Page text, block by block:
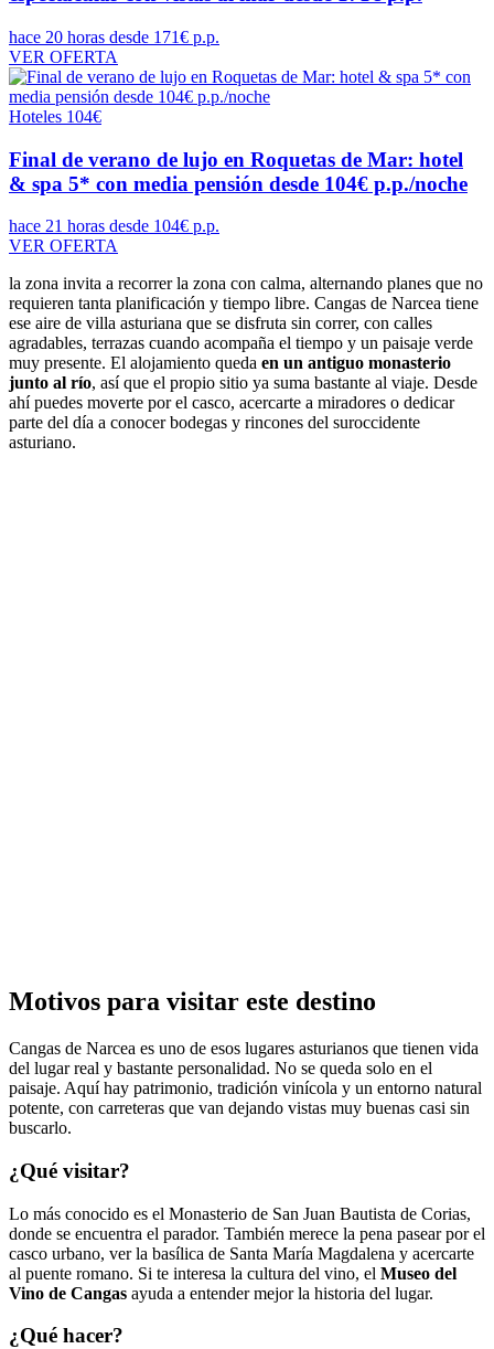
hace 20 horas desde 171€ p.p.
VER OFERTA
Hoteles 104€
Final de verano de lujo en Roquetas de Mar: hotel
& spa 5* con media pensión desde 104€ p.p./noche
hace 21 horas desde 104€ p.p.
VER OFERTA
la zona invita a recorrer la zona con calma, alternando planes que no
requieren tanta planificación y tiempo libre. Cangas de Narcea tiene
ese aire de villa asturiana que se disfruta sin correr, con calles
agradables, terrazas cuando acompaña el tiempo y un paisaje verde
muy presente. El alojamiento queda en un antiguo monasterio
junto al río, así que el propio sitio ya suma bastante al viaje. Desde
ahí puedes moverte por el casco, acercarte a miradores o dedicar
parte del día a conocer bodegas y rincones del suroccidente
asturiano.
Motivos para visitar este destino
Cangas de Narcea es uno de esos lugares asturianos que tienen vida
del lugar real y bastante personalidad. No se queda solo en el
paisaje. Aquí hay patrimonio, tradición vinícola y un entorno natural
potente, con carreteras que van dejando vistas muy buenas casi sin
buscarlo.
¿Qué visitar?
Lo más conocido es el Monasterio de San Juan Bautista de Corias,
donde se encuentra el parador. También merece la pena pasear por el
casco urbano, ver la basílica de Santa María Magdalena y acercarte
al puente romano. Si te interesa la cultura del vino, el Museo del
Vino de Cangas ayuda a entender mejor la historia del lugar.
¿Qué hacer?